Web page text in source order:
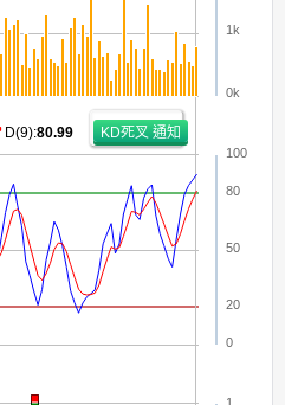
0k
1k
0
20
50
80
100
2026/08/07
D(9):80.99